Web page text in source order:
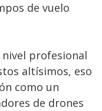
de vuelo
profesional
altísimos, eso
como un
de drones